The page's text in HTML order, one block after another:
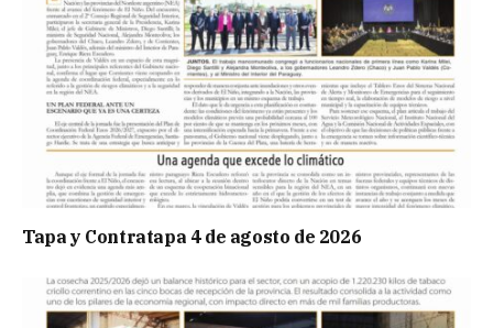
Tapa y Contratapa 4 de agosto de 2026